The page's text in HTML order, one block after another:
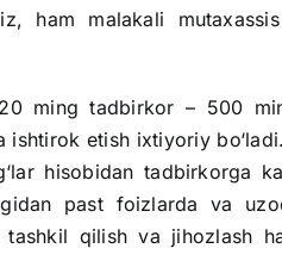
ham malakali
ming tadbirkor – 500
ishtirok etish ixtiyoriy
hisobidan tadbirkorga
past foizlarda va
tashkil qilish va jihozlash